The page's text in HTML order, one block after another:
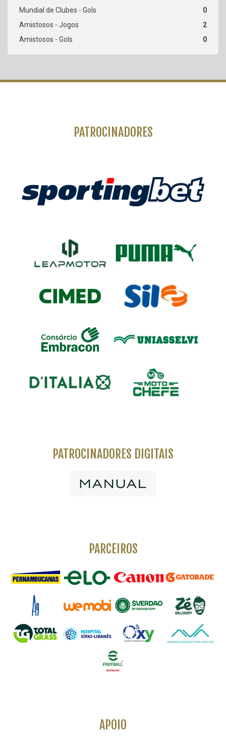
0
2
0
PATROCINADORES
PATROCINADORES DIGITAIS
PARCEIROS
APOIO